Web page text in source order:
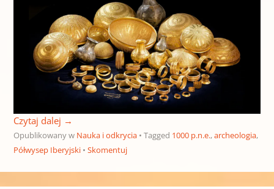
Czytaj dalej →
Opublikowany w Nauka i odkrycia Tagged 1000 p.n.e.,archeologia,
Półwysep Iberyjski
Skomentuj